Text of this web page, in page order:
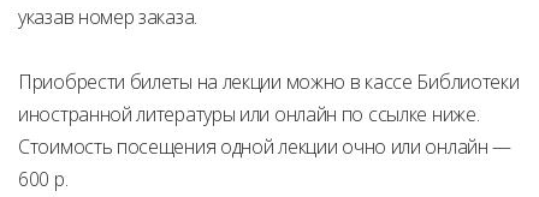
указав номер заказа.
Приобрести билеты на лекции можно в кассе Библиотеки
иностранной литературы или онлайн по ссылке ниже.
Стоимость посещения одной лекции очно или онлайн —
600 р.